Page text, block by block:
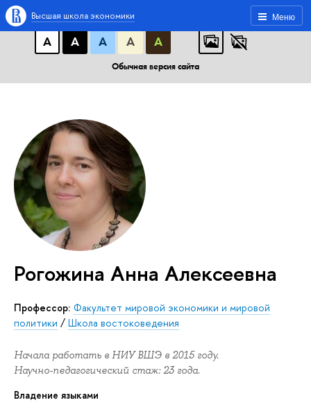
A A A
АБB
А
А А А А
Обычная версия сайта
Меню
Высшая школа экономики
Рогожина Анна Алексеевна
Профессор: Факультет мировой экономики и мировой
политики / Школа востоковедения
Начала работать в НИУ ВШЭ в 2015 году.
Научно-педагогический стаж: 23 года.
Владение языками